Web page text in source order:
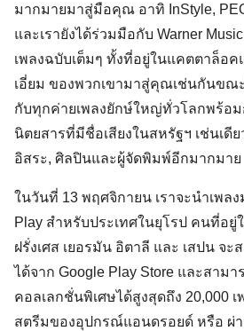
มากมายมาสู่มือคุณ อาทิ InStyle,
และเรายังได้ร่วมมือกับ Warner
เพลงฉบับเต็มๆ ทั้งที่อยู่ในแคตตาล็อค
เอี่ยม ของพวกเขามาสู่คุณเช่นกันขณ
กับทุกค่ายเพลงยักษ์ใหญ่ทั่วโลกพร้อ
นิตยสารที่มีชื่อเสียงในสหรัฐฯ เช่นเดี
อิสระ, ศิลปินและผู้จัดพิมพ์อีกมากมาย
ในวันที่ 13 พฤศจิกายน เราจะนำเพลง
Play สำหรับประเทศในยุโรป คนที่อ
ฝรั่งเศส เยอรมัน อิตาลี และ เสปน จะ
ได้จาก Google Play Store และสามา
คอลเลกชั่นพิเศษได้สูงสุดถึง 20,000
สตรีมของอุปกรณ์แอนดรอยด์ หรือ ผ่า